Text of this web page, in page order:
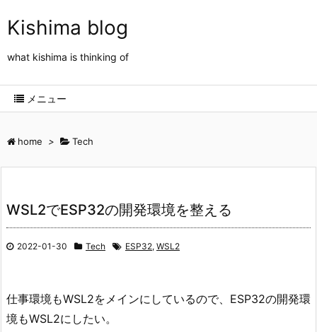
Kishima blog
what kishima is thinking of
メニュー
home > Tech
WSL2でESP32の開発環境を整える
2022-01-30 Tech ESP32, WSL2
仕事環境もWSL2をメインにしているので、ESP32の開発環
境もWSL2にしたい。